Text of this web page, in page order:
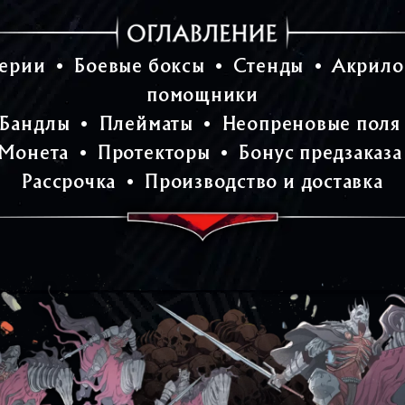
• Боевые боксы • Стенды •
помощники
Бандлы • Плейматы • Неопреновые поля
• Протекторы • Бонус предзаказа
Рассрочка • Производство и доставка